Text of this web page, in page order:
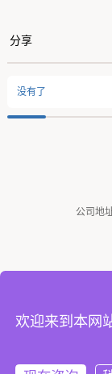
分享
没有了
公司地
欢迎来到本网